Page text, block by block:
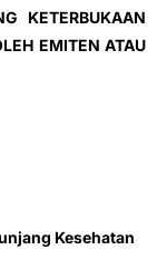
KETERBUKAAN
EMITEN ATAU
Kesehatan